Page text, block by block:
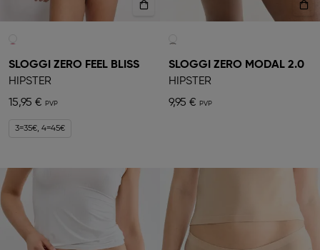
SLOGGI ZERO FEEL BLISS
HIPSTER
15,95 €
3=35€, 4=45€
SLOGGI ZERO MODAL 2.0
HIPSTER
9,95 €